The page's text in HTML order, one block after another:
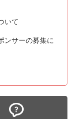
いて
ンサーの募集に